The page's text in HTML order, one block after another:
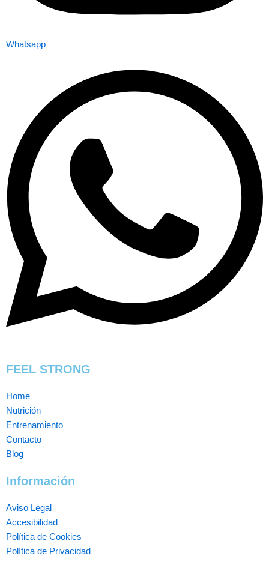
Whatsapp
FEEL STRONG
Home
Nutrición
Entrenamiento
Contacto
Blog
Información
Aviso Legal
Accesibilidad
Política de Cookies
Política de Privacidad